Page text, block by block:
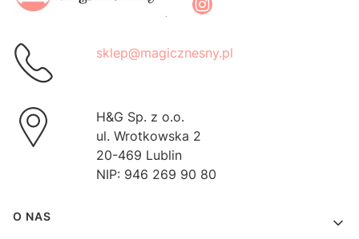
sklep@magicznesny.pl
H&G Sp. z o.o.
ul. Wrotkowska 2
20-469 Lublin
NIP: 946 269 90 80
Linki w stopce
O NAS